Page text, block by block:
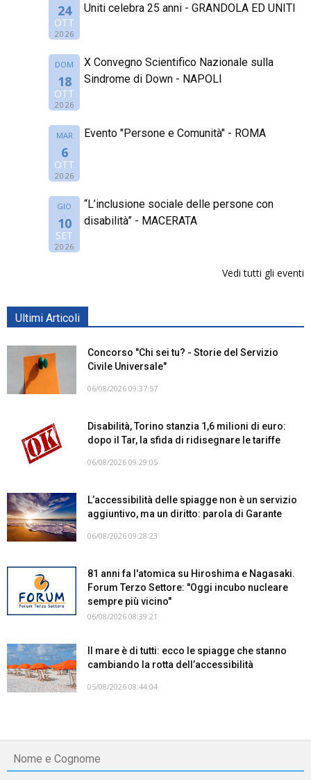
24
OTT
2026
Uniti celebra 25 anni - GRANDOLA ED UNITI
DOM
18
OTT
2026
X Convegno Scientifico Nazionale sulla
Sindrome di Down - NAPOLI
MAR
6
OTT
2026
Evento "Persone e Comunità" - ROMA
GIO
10
SET
2026
“L’inclusione sociale delle persone con
disabilità” - MACERATA
Vedi tutti gli eventi
Ultimi Articoli
Concorso "Chi sei tu? - Storie del Servizio
Civile Universale"
06/08/2026 09:37:57
Disabilità, Torino stanzia 1,6 milioni di euro:
dopo il Tar, la sfida di ridisegnare le tariffe
06/08/2026 09:29:05
L’accessibilità delle spiagge non è un servizio
aggiuntivo, ma un diritto: parola di Garante
06/08/2026 09:28:23
81 anni fa l'atomica su Hiroshima e Nagasaki.
Forum Terzo Settore: "Oggi incubo nucleare
sempre più vicino"
06/08/2026 08:39:21
Il mare è di tutti: ecco le spiagge che stanno
cambiando la rotta dell’accessibilità
05/08/2026 08:44:04